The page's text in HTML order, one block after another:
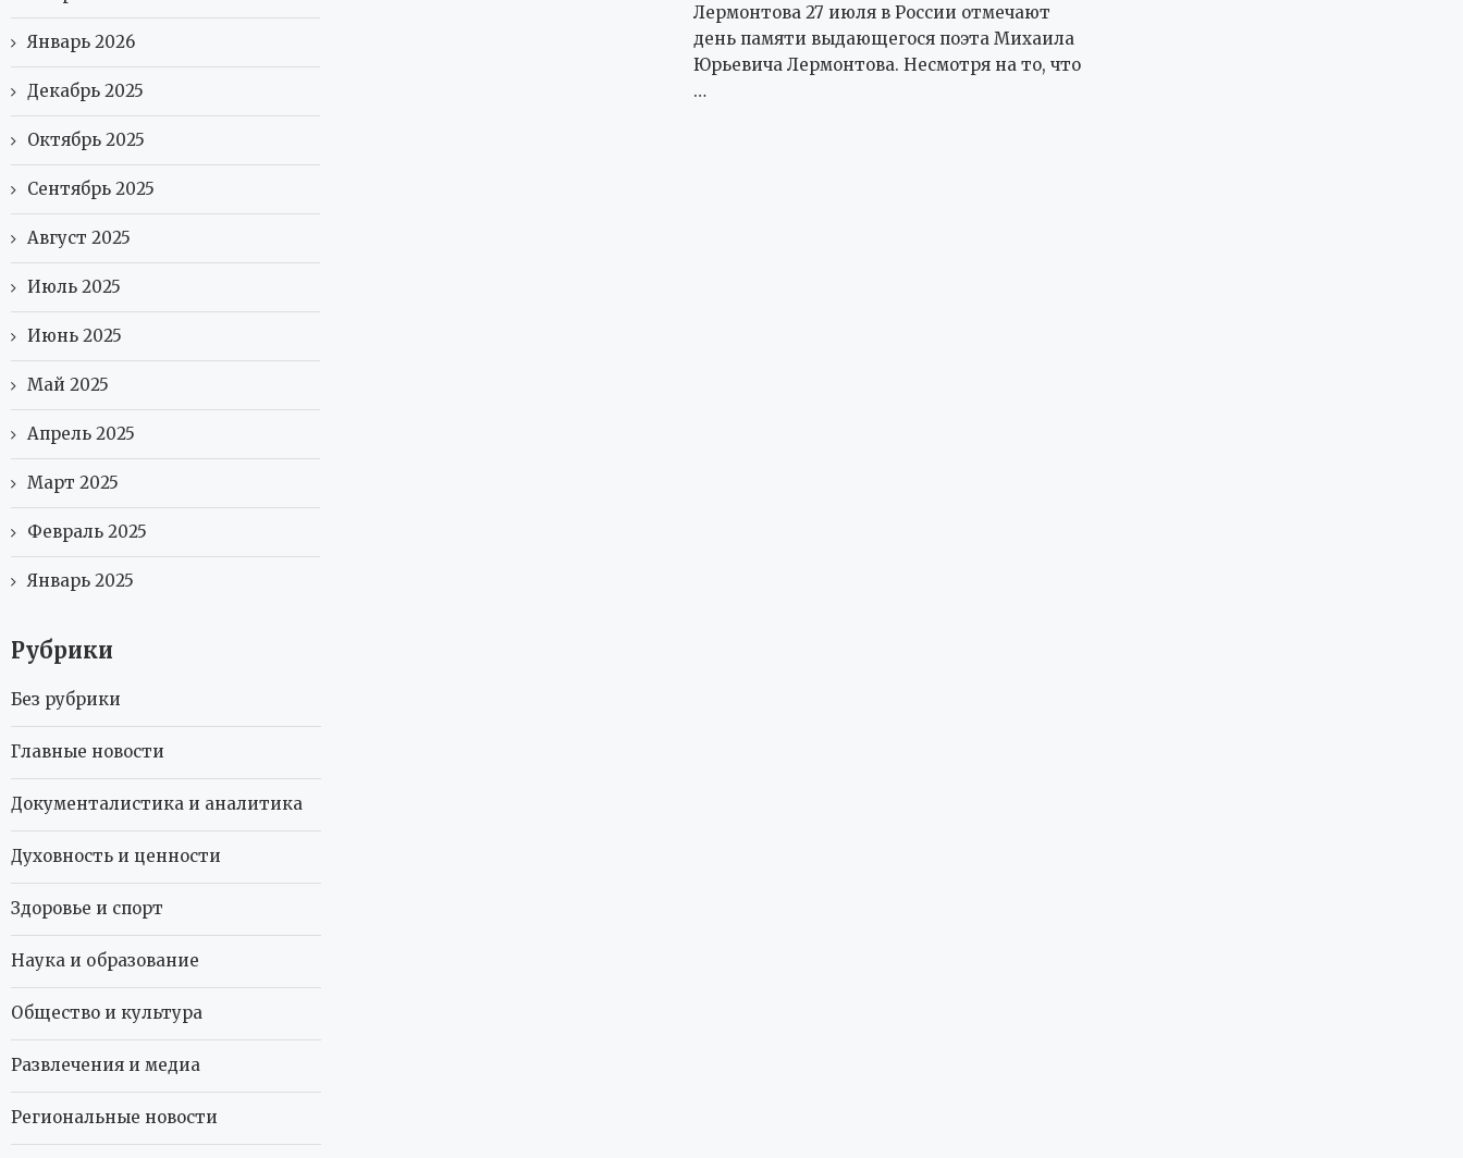
Лермонтова 27 июля в России отмечают
день памяти выдающегося поэта Михаила
Юрьевича Лермонтова. Несмотря на то, что
…
Январь 2026
Декабрь 2025
Октябрь 2025
Сентябрь 2025
Август 2025
Июль 2025
Июнь 2025
Май 2025
Апрель 2025
Март 2025
Февраль 2025
Январь 2025
Рубрики
Без рубрики
Главные новости
Документалистика и аналитика
Духовность и ценности
Здоровье и спорт
Наука и образование
Общество и культура
Развлечения и медиа
Региональные новости